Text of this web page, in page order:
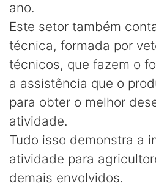
ano.
Este setor também
técnica, formada por
técnicos, que fazem o
a assistência que o
para obter o melhor
atividade.
Tudo isso demonstra a
atividade para
demais envolvidos.